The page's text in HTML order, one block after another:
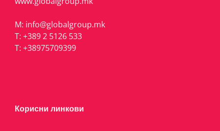
M: info@globalgroup.mk
T: +389 2 5126 533
T: +38975709399
Корисни линкови